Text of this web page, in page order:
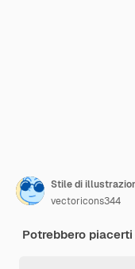
Stile di
vectoricons344
Potrebbero